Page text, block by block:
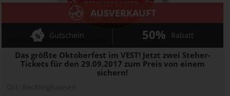
Oktoberfest Recklinghausen
Das größte Oktoberfest im VEST! Jetzt zwei Steher-
Tickets für den 29.09.2017 zum Preis von einem
sichern!
AUSVERKAUFT
Gutschein 50% Rabatt